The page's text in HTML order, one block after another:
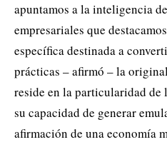
apuntamos a la inteligencia
empresariales que
específica destinada a
prácticas – afirmó – la
reside en la particularidad de
su capacidad de generar
afirmación de una economía